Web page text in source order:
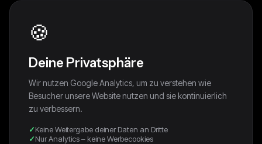
🍪
Deine Privatsphäre
Wir nutzen Google Analytics, um zu verstehen wie
Besucher unsere Website nutzen und sie kontinuierlich
zu verbessern.
Keine Weitergabe deiner Daten an Dritte
Nur Analytics – keine Werbecookies